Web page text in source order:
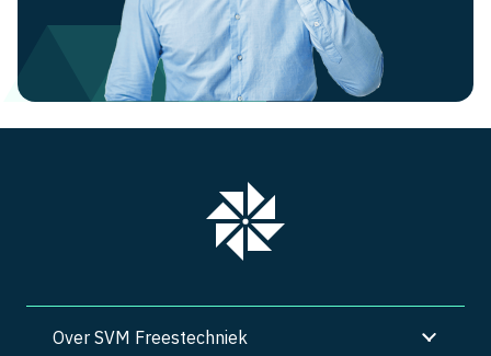
Over SVM Freestechniek